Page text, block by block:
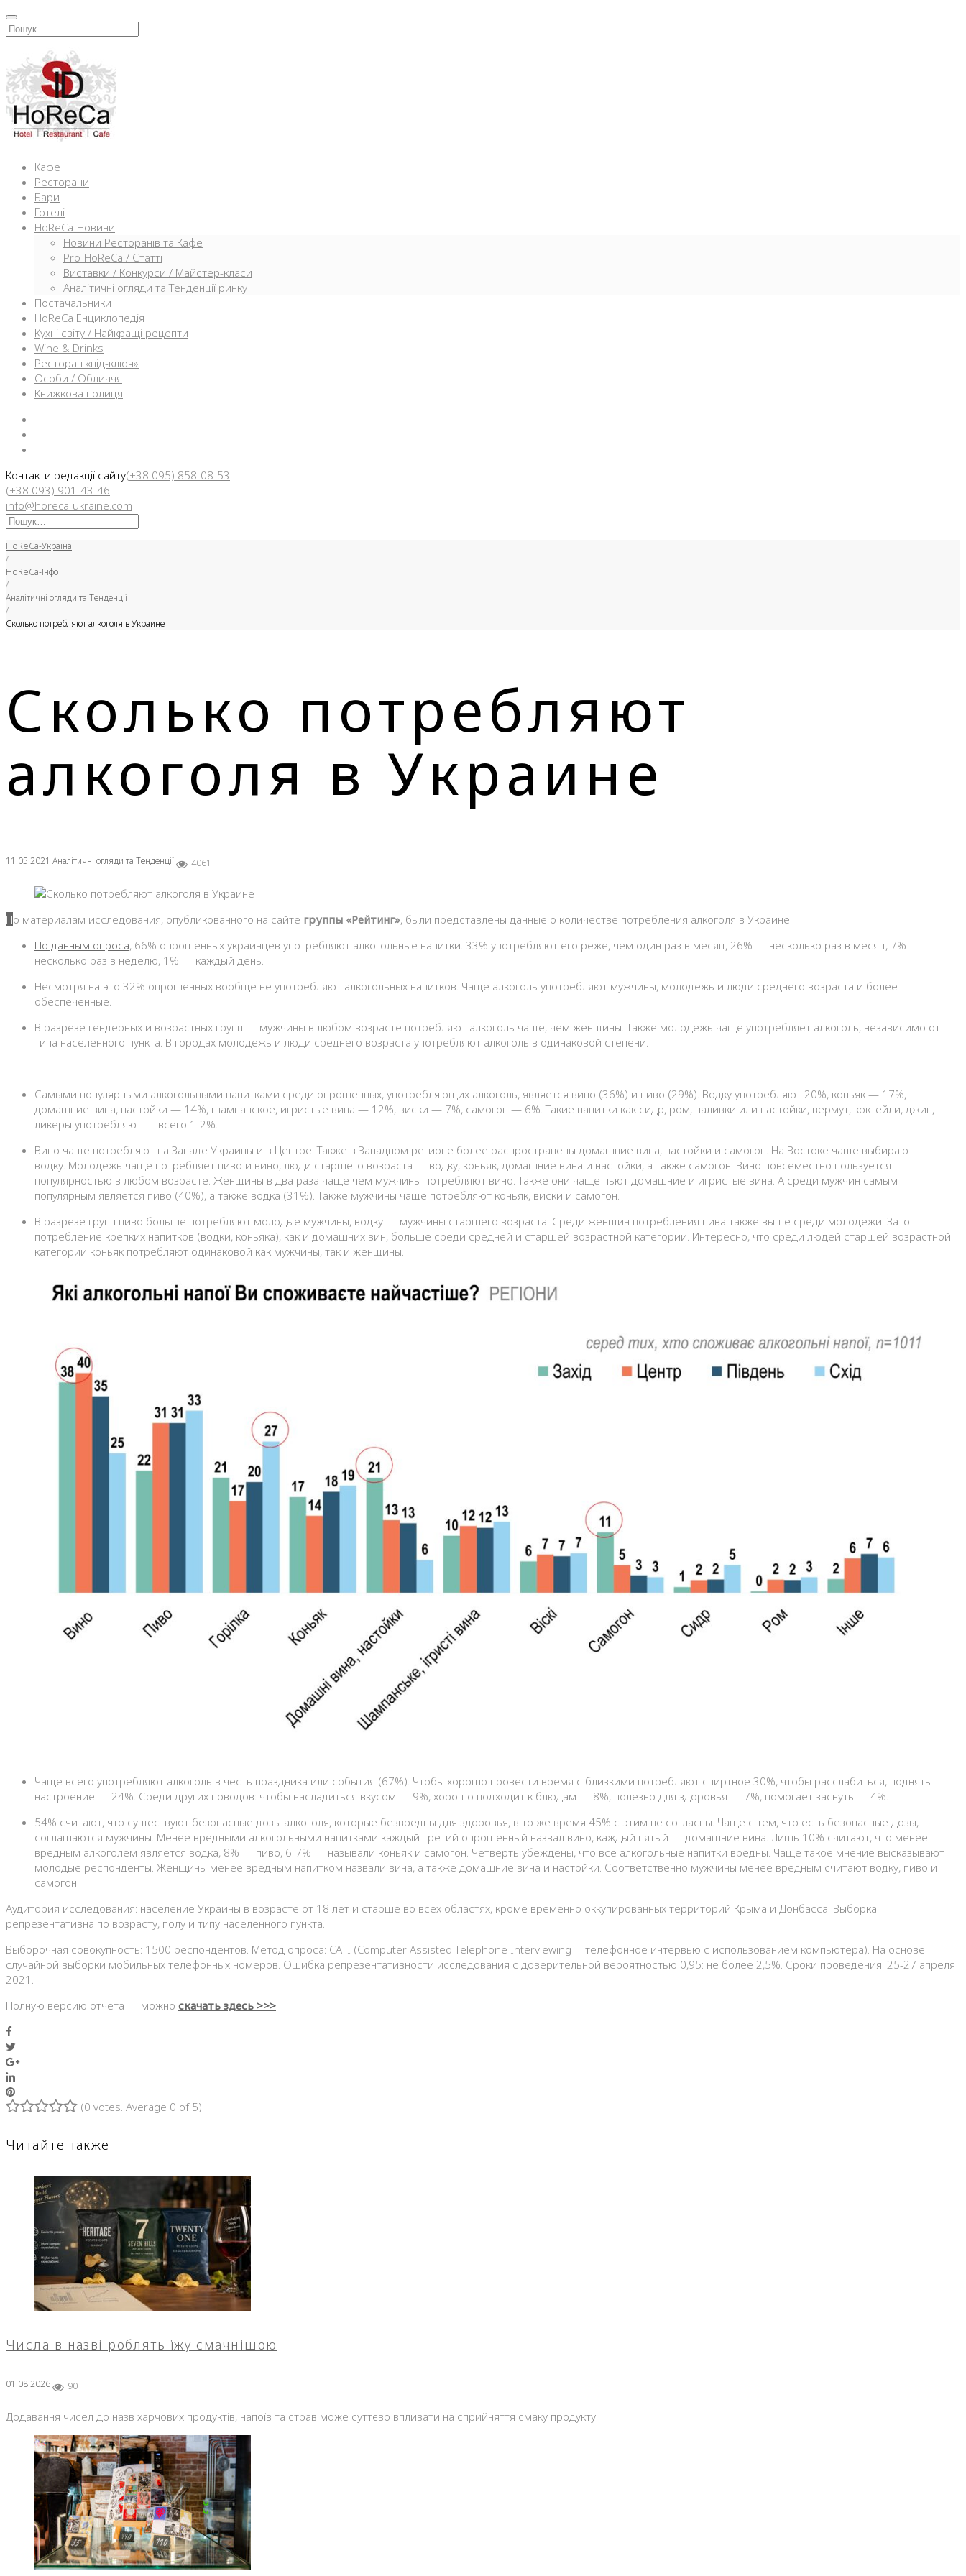
Перейти
кИскать:
Кафе
Ресторани
Бари
Готелі
HoReCa-Новини
Новини Ресторанів та Кафе
Pro-HoReCa / Статті
Виставки / Конкурси / Майстер-класи
Аналітичні огляди та Тенденції ринку
Постачальники
HoReCa Енциклопедія
Кухні світу / Найкращі рецепти
Wine & Drinks
Ресторан «під-ключ»
Особи / Обличчя
Книжкова полиця
Контакти редакції сайту(+38 095) 858-08-53
(+38 093) 901-43-46
info@horeca-ukraine.com
Искать:
HoReCa-Україна
/
HoReCa-Інфо
/
Аналітичні огляди та Тенденції
/
Сколько потребляют алкоголя в Украине
Сколько потребляют
алкоголя в Украине
11.05.2021 Аналітичні огляди та Тенденції 4061
По материалам исследования, опубликованного на сайте группы «Рейтинг», были представлены данные о количестве потребления алкоголя в Украине.
По данным опроса, 66% опрошенных украинцев употребляют алкогольные напитки. 33% употребляют его реже, чем один раз в месяц, 26% — несколько раз в месяц, 7% —
несколько раз в неделю, 1% — каждый день.
Несмотря на это 32% опрошенных вообще не употребляют алкогольных напитков. Чаще алкоголь употребляют мужчины, молодежь и люди среднего возраста и более
обеспеченные.
В разрезе гендерных и возрастных групп — мужчины в любом возрасте потребляют алкоголь чаще, чем женщины. Также молодежь чаще употребляет алкоголь, независимо от
типа населенного пункта. В городах молодежь и люди среднего возраста употребляют алкоголь в одинаковой степени.
Самыми популярными алкогольными напитками среди опрошенных, употребляющих алкоголь, является вино (36%) и пиво (29%). Водку употребляют 20%, коньяк — 17%,
домашние вина, настойки — 14%, шампанское, игристые вина — 12%, виски — 7%, самогон — 6%. Такие напитки как сидр, ром, наливки или настойки, вермут, коктейли, джин,
ликеры употребляют — всего 1-2%.
Вино чаще потребляют на Западе Украины и в Центре. Также в Западном регионе более распространены домашние вина, настойки и самогон. На Востоке чаще выбирают
водку. Молодежь чаще потребляет пиво и вино, люди старшего возраста — водку, коньяк, домашние вина и настойки, а также самогон. Вино повсеместно пользуется
популярностью в любом возрасте. Женщины в два раза чаще чем мужчины потребляют вино. Также они чаще пьют домашние и игристые вина. А среди мужчин самым
популярным является пиво (40%), а также водка (31%). Также мужчины чаще потребляют коньяк, виски и самогон.
В разрезе групп пиво больше потребляют молодые мужчины, водку — мужчины старшего возраста. Среди женщин потребления пива также выше среди молодежи. Зато
потребление крепких напитков (водки, коньяка), как и домашних вин, больше среди средней и старшей возрастной категории. Интересно, что среди людей старшей возрастной
категории коньяк потребляют одинаковой как мужчины, так и женщины.
Чаще всего употребляют алкоголь в честь праздника или события (67%). Чтобы хорошо провести время с близкими потребляют спиртное 30%, чтобы расслабиться, поднять
настроение — 24%. Среди других поводов: чтобы насладиться вкусом — 9%, хорошо подходит к блюдам — 8%, полезно для здоровья — 7%, помогает заснуть — 4%.
54% считают, что существуют безопасные дозы алкоголя, которые безвредны для здоровья, в то же время 45% с этим не согласны. Чаще с тем, что есть безопасные дозы,
соглашаются мужчины. Менее вредными алкогольными напитками каждый третий опрошенный назвал вино, каждый пятый — домашние вина. Лишь 10% считают, что менее
вредным алкоголем является водка, 8% — пиво, 6-7% — называли коньяк и самогон. Четверть убеждены, что все алкогольные напитки вредны. Чаще такое мнение высказывают
молодые респонденты. Женщины менее вредным напитком назвали вина, а также домашние вина и настойки. Соответственно мужчины менее вредным считают водку, пиво и
самогон.
Аудитория исследования: население Украины в возрасте от 18 лет и старше во всех областях, кроме временно оккупированных территорий Крыма и Донбасса. Выборка
репрезентативна по возрасту, полу и типу населенного пункта.
Выборочная совокупность: 1500 респондентов. Метод опроса: CATI (Computer Assisted Telephone Interviewing —телефонное интервью с использованием компьютера). На основе
случайной выборки мобильных телефонных номеров. Ошибка репрезентативности исследования с доверительной вероятностью 0,95: не более 2,5%. Сроки проведения: 25-27 апреля
2021.
Полную версию отчета — можно скачать здесь >>>
Google+
LinkedIn
Pinterest
(0 votes . Average 0 of 5)
Читайте также
Числа в назві роблять їжу смачнішою
01.08.2026 90
Додавання чисел до назв харчових продуктів, напоїв та страв може суттєво впливати на сприйняття смаку продукту.